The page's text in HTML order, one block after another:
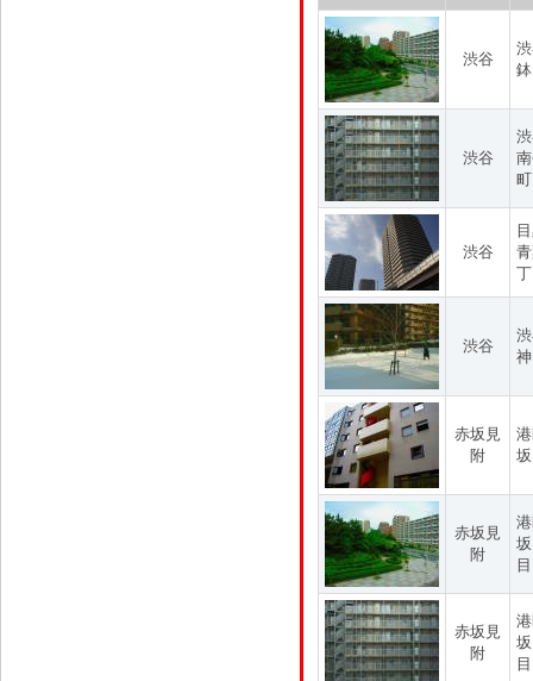
渋谷
渋谷
渋谷
渋谷
赤坂見
附
赤坂見
附
目
赤坂見
附
目